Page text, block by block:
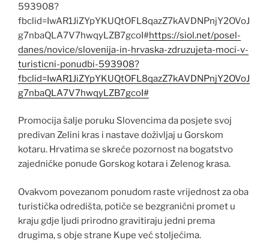
593908?
fbclid=IwAR1JiZYpYKUQtOFL8qazZ7kAVDNPnjY2OVoJ
g7nbaQLA7V7hwqyLZB7gcoI#https://siol.net/posel-
danes/novice/slovenija-in-hrvaska-zdruzujeta-moci-v-
turisticni-ponudbi-593908?
fbclid=IwAR1JiZYpYKUQtOFL8qazZ7kAVDNPnjY2OVoJ
g7nbaQLA7V7hwqyLZB7gcoI#
Promocija šalje poruku Slovencima da posjete svoj
predivan Zelini kras i nastave doživljaj u Gorskom
kotaru. Hrvatima se skreće pozornost na bogatstvo
zajedničke ponude Gorskog kotara i Zelenog krasa.
Ovakvom povezanom ponudom raste vrijednost za oba
turistička odredišta, potiče se bezgranični promet u
kraju gdje ljudi prirodno gravitiraju jedni prema
drugima, s obje strane Kupe već stoljećima.